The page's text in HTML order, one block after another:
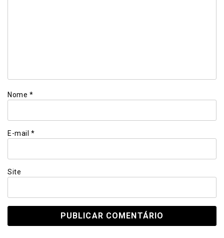
Nome *
E-mail *
Site